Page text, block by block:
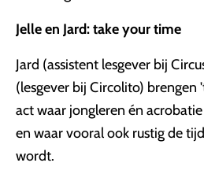
Jelle en Jard: take your time
Jard (assistent lesgever bij
(lesgever bij Circolito) brengen
act waar jongleren én
en waar vooral ook rustig de
wordt.